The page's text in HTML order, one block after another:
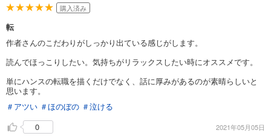
購入済み
転
作者さんのこだわりがしっかり出ている感じがします。
読んでほっこりしたい。気持ちがリラックスしたい時にオススメです。
単にハンスの転職を描くだけでなく、話に厚みがあるのが素晴らしいと
思います。
＃アツい ＃ほのぼの ＃泣ける
0
2021年05月05日